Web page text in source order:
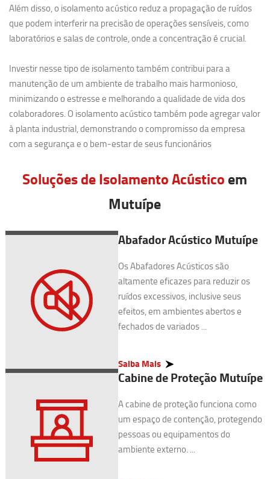
Além disso, o isolamento acústico reduz a propagação de ruídos
que podem interferir na precisão de operações sensíveis, como
laboratórios e salas de controle, onde a concentração é crucial.
Investir nesse tipo de isolamento também contribui para a
manutenção de um ambiente de trabalho mais harmonioso,
minimizando o estresse e melhorando a qualidade de vida dos
colaboradores. O isolamento acústico também pode agregar valor
à planta industrial, demonstrando o compromisso da empresa
com a segurança e o bem-estar de seus funcionários
Soluções de Isolamento Acústico em
Mutuípe
Abafador Acústico Mutuípe
Os Abafadores Acústicos são
altamente eficazes para reduzir os
ruídos excessivos, inclusive seus
efeitos, em ambientes abertos e
fechados de variados ...
Saiba Mais
Cabine de Proteção Mutuípe
A cabine de proteção funciona como
um espaço de contenção, protegendo
pessoas ou equipamentos do
ambiente externo. ...